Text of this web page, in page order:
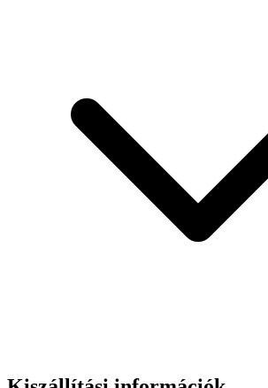
kemény munkára készült
, és megbízhatóan